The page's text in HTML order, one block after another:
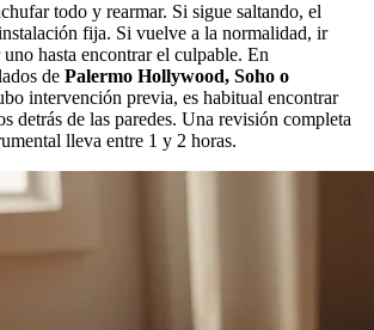
todo y rearmar. Si sigue saltando, el
fija. Si vuelve a la normalidad, ir
hasta encontrar el culpable. En
de Palermo Hollywood, Soho o
intervención previa, es habitual encontrar
detrás de las paredes. Una revisión completa
lleva entre 1 y 2 horas.